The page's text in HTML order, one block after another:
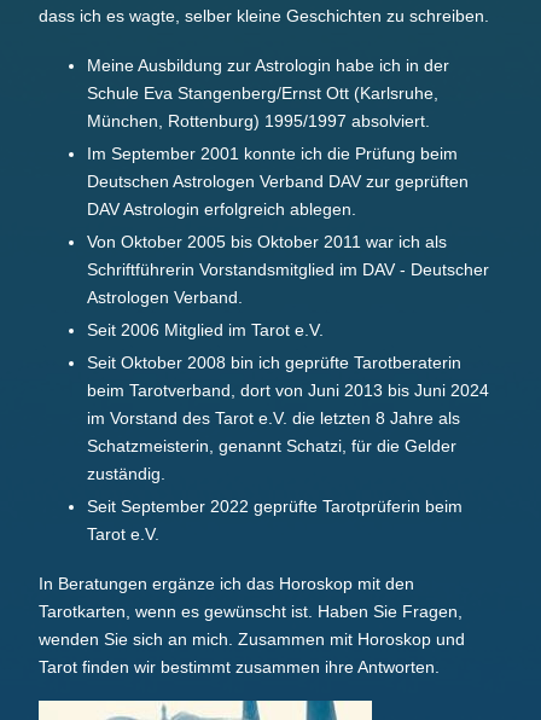
dass ich es wagte, selber kleine Geschichten zu schreiben.
Meine Ausbildung zur Astrologin habe ich in der
Schule Eva Stangenberg/Ernst Ott (Karlsruhe,
München, Rottenburg) 1995/1997 absolviert.
Im September 2001 konnte ich die Prüfung beim
Deutschen Astrologen Verband DAV zur geprüften
DAV Astrologin erfolgreich ablegen.
Von Oktober 2005 bis Oktober 2011 war ich als
Schriftführerin Vorstandsmitglied im DAV - Deutscher
Astrologen Verband.
Seit 2006 Mitglied im Tarot e.V.
Seit Oktober 2008 bin ich geprüfte Tarotberaterin
beim Tarotverband, dort von Juni 2013 bis Juni 2024
im Vorstand des Tarot e.V. die letzten 8 Jahre als
Schatzmeisterin, genannt Schatzi, für die Gelder
zuständig.
Seit September 2022 geprüfte Tarotprüferin beim
Tarot e.V.
In Beratungen ergänze ich das Horoskop mit den
Tarotkarten, wenn es gewünscht ist. Haben Sie Fragen,
wenden Sie sich an mich. Zusammen mit Horoskop und
Tarot finden wir bestimmt zusammen ihre Antworten.